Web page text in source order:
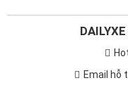
Email hỗ